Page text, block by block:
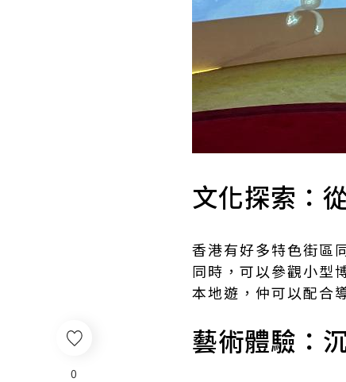
0
文化探索：
香港有好多特色街區
同時，可以參觀小型
本地遊，仲可以配合
藝術體驗：